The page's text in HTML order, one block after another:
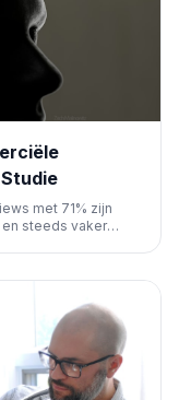
met 71% zijn
steeds vaker